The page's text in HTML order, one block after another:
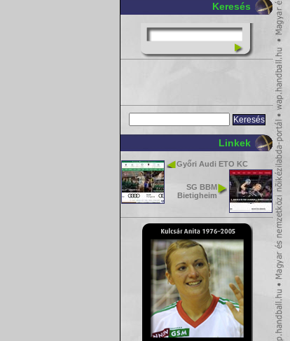
Keresés
Linkek
Győri Audi ETO KC
SG BBM
Bietigheim